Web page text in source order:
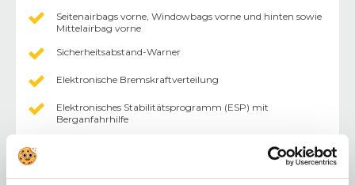
Seitenairbags vorne, Windowbags vorne und hinten sowie
Mittelairbag vorne
Sicherheitsabstand-Warner
Elektronische Bremskraftverteilung
Elektronisches Stabilitätsprogramm (ESP) mit
Berganfahrhilfe